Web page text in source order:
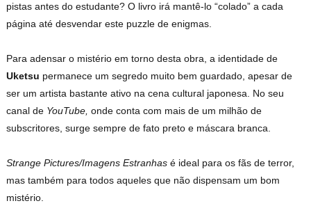
pistas antes do estudante? O livro irá mantê-lo “colado” a cada
página até desvendar este puzzle de enigmas.
Para adensar o mistério em torno desta obra, a identidade de
Uketsu permanece um segredo muito bem guardado, apesar de
ser um artista bastante ativo na cena cultural japonesa. No seu
canal de YouTube,onde conta com mais de um milhão de
subscritores, surge sempre de fato preto e máscara branca.
Strange Pictures/Imagens Estranhasé ideal para os fãs de terror,
mas também para todos aqueles que não dispensam um bom
mistério.